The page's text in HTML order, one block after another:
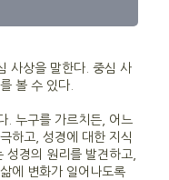
사상을 말한다. 중심 사
볼 수 있다.
. 누구를 가르치든, 어느
하고, 성경에 대한 지식
경의 원리를 발견하고,
에 변화가 일어나도록